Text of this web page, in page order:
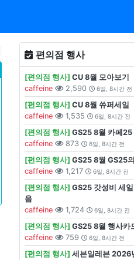
편의점 행사
[편의점 행사] CU 8월 모아보기
caffeine
2,590 6일, 8시간 전
[편의점 행사] CU 8월 쓔퍼세일
caffeine
1,535 6일, 8시간 전
[편의점 행사] GS25 8월 카페25
caffeine
873 6일, 8시간 전
[편의점 행사] GS25 8월 GS25
caffeine
1,217 6일, 8시간 전
[편의점 행사] GS25 갓성비 세
음
caffeine
1,724 6일, 8시간 전
[편의점 행사] GS25 8월 행사카
caffeine
759 6일, 8시간 전
[편의점 행사] 세븐일레븐 2026